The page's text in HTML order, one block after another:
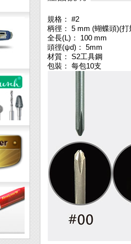
規格： #2
柄徑： 5 mm (蝴蝶頭)(打
全長(L)： 100 mm
頭徑(ψd)： 5mm
材質： S2工具鋼
包裝： 每包10支